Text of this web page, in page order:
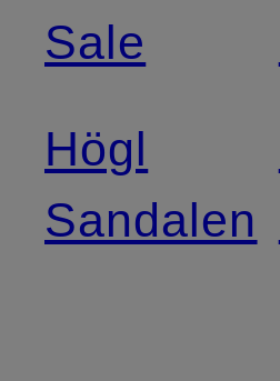
Sale
Högl
Sandalen